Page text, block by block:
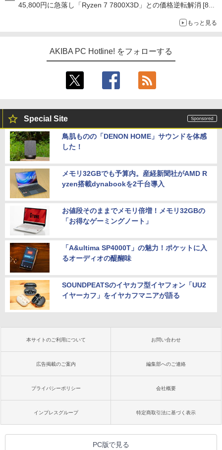
45,800円に急落し「Ryzen 7 7800X3D」との価格逆転解消 [8月
もっと見る
AKIBA PC Hotline! をフォローする
Special Site
鳥肌ものの「DENON HOME」サウンドを体感
した！
メモリ32GBでも予算内。産経新聞社がAMD R
yzen搭載dynabookを2千台導入
お値段そのままでメモリ倍増！メモリ32GBの
「お得なゲーミングノート」
「A&ultima SP4000T」の魅力！ポケットに入
るオーディオの醍醐味
SOUNDPEATSのイヤカフ型イヤフォン「UU2
イヤーカフ」をイヤカフマニアが語る
本サイトのご利用について お問い合わせ
広告掲載のご案内 編集部へのご連絡
プライバシーポリシー 会社概要
インプレスグループ 特定商取引法に基づく表示
PC版で見る